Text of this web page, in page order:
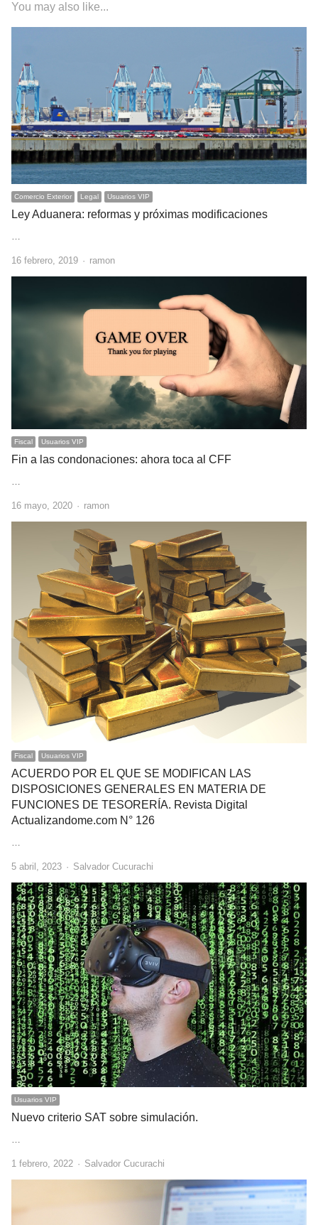
You may also like...
Comercio Exterior Legal Usuarios VIP
Ley Aduanera: reformas y próximas modificaciones
16 febrero, 2019 Author
ramon
Fiscal Usuarios VIP
Fin a las condonaciones: ahora toca al CFF
…
16 mayo, 2020 Author
ramon
Fiscal Usuarios VIP
ACUERDO POR EL QUE SE MODIFICAN LAS
DISPOSICIONES GENERALES EN MATERIA DE
FUNCIONES DE TESORERÍA. Revista Digital
Actualizandome.com N° 126
…
5 abril, 2023 Author
Salvador Cucurachi
Usuarios VIP
Nuevo criterio SAT sobre simulación.
1 febrero, 2022 Author
Salvador Cucurachi